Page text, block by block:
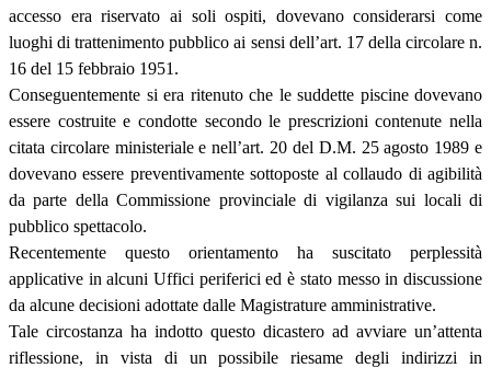
accesso era riservato ai soli ospiti, dovevano considerarsi come
luoghi di trattenimento pubblico ai sensi dell’art. 17 della circolare n.
16 del 15 febbraio 1951.
Conseguentemente si era ritenuto che le suddette piscine dovevano
essere costruite e condotte secondo le prescrizioni contenute nella
citata circolare ministeriale e nell’art. 20 del D.M. 25 agosto 1989 e
dovevano essere preventivamente sottoposte al collaudo di agibilità
da parte della Commissione provinciale di vigilanza sui locali di
pubblico spettacolo.
Recentemente questo orientamento ha suscitato perplessità
applicative in alcuni Uffici periferici ed è stato messo in discussione
da alcune decisioni adottate dalle Magistrature amministrative.
Tale circostanza ha indotto questo dicastero ad avviare un’attenta
riflessione, in vista di un possibile riesame degli indirizzi in